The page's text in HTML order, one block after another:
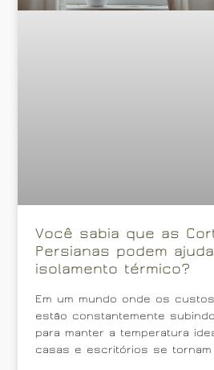
Você sabia que as
Persianas podem
isolamento térmico?
Em um mundo onde os
estão constantemente
para manter a temperatura
casas e escritórios se tornam